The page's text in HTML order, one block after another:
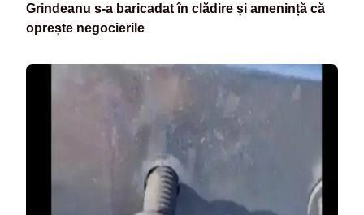
Grindeanu s-a baricadat în clădire și amenință că
oprește negocierile